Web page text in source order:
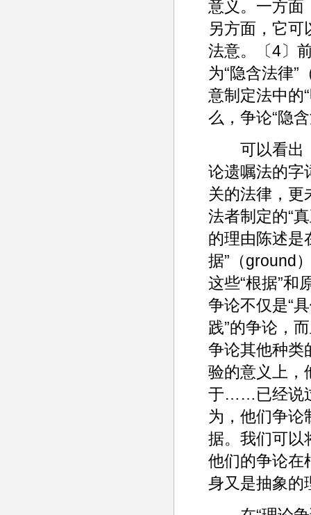
意义。一方面
另方面，它可
法意。〔4〕
为“隐含法律”
意制定法中的
么，争论“隐
可以看出，
论遗嘱法的字
关的法律，更
法者制定的“
的理由陈述是
据”（ground
这些“根据”和
争论不仅是“
践”的争论，
争论其他种类
验的意义上，
于……已经说
为，他们争论
据。我们可以
他们的争论在
身又是抽象的